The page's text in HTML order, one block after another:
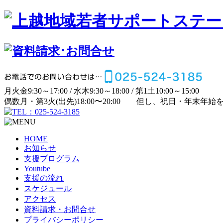
月 火金9:30～17:00 / 水木9:30～18:00 /第1土10:00～15:00
偶数月・第3火(出先)18:00〜20:00 但し、祝日・年末年始
HOME
お知らせ
支援プログラム
Youtube
支援の流れ
スケジュール
アクセス
資料請求・お問合せ
プライバシーポリシー